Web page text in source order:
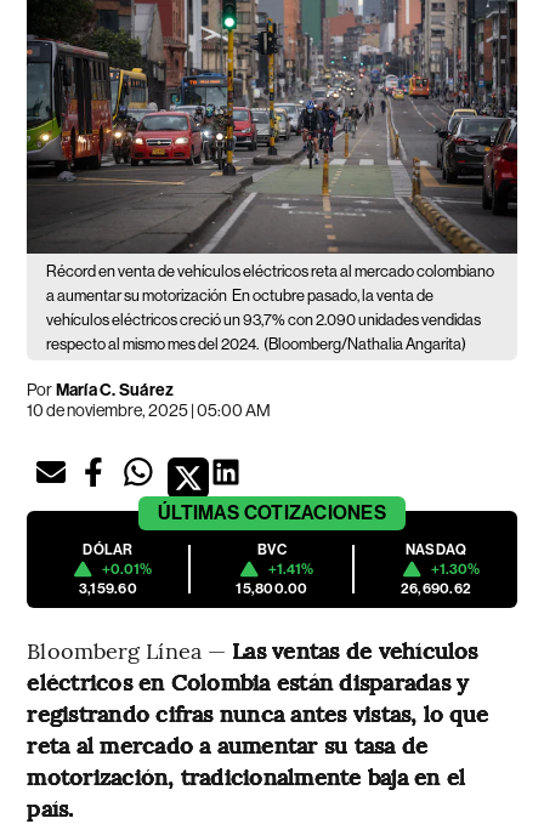
Récord en venta de vehículos eléctricos reta al mercado colombiano
a aumentar su motorización En octubre pasado, la venta de
vehículos eléctricos creció un 93,7% con 2.090 unidades vendidas
respecto al mismo mes del 2024. (Bloomberg/Nathalia Angarita)
PorMaría C. Suárez
10 de noviembre, 2025 | 05:00 AM
ÚLTIMAS COTIZACIONES
DÓLAR
+0.01%
3,159.60
BVC
+1.41%
15,800.00
NASDAQ
+1.30%
26,690.62
Bloomberg Línea — Las ventas de vehículos
eléctricos en Colombia están disparadas y
registrando cifras nunca antes vistas, lo que
reta al mercado a aumentar su tasa de
motorización, tradicionalmente baja en el
país.